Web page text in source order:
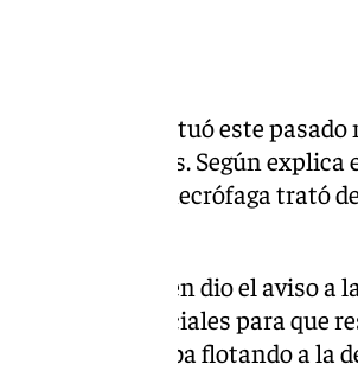
de Manilva efectuó este
de Sabinillas. Según
sociales, el ave necrófaga trató
Playas fue quien dio el aviso
los agentes policiales para que
que se encontraba flotando a la